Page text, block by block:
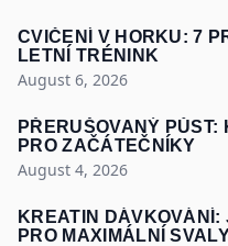
CVIČENÍ V HORKU: 7
LETNÍ TRÉNINK
August 6, 2026
PŘERUŠOVANÝ PŮST:
PRO ZAČÁTEČNÍKY
August 4, 2026
KREATIN
PRO MAXIMÁLNÍ